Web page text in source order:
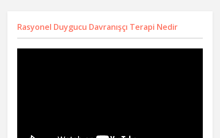
Rasyonel Duygucu Davranışçı Terapi Nedir